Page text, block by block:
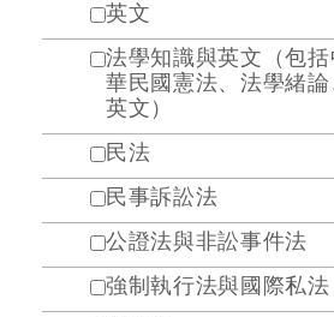
英文
法學知識與英文（包括
華民國憲法、法學緒論
英文）
民法
民事訴訟法
公證法與非訟事件法
強制執行法與國際私法